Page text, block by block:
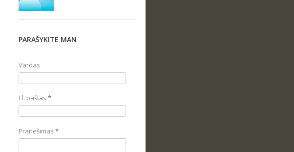
PARAŠYKITE MAN
Vardas
El. paštas *
Pranešimas *